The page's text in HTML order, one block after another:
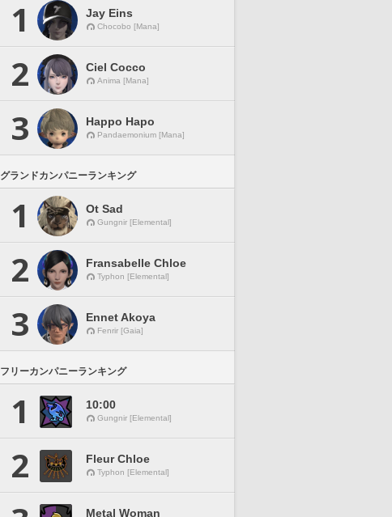
1 Jay Eins
Chocobo [Mana]
2 Ciel Cocco
Anima [Mana]
3 Happo Hapo
Pandaemonium [Mana]
グランドカンパニーランキング
1 Ot Sad
Gungnir [Elemental]
2 Fransabelle Chloe
Typhon [Elemental]
3 Ennet Akoya
Fenrir [Gaia]
フリーカンパニーランキング
1 10:00
Gungnir [Elemental]
2 Fleur Chloe
Typhon [Elemental]
Metal Woman